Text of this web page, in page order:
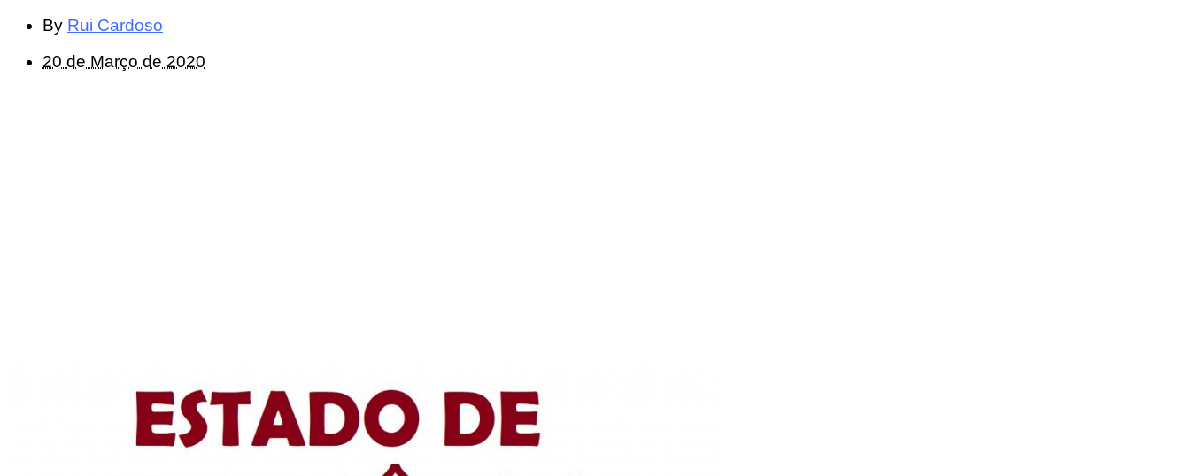
By Rui Cardoso
20 de Março de 2020